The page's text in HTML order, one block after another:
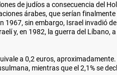
de judíos a consecuencia del
árabes, que serían
sin embargo, Israel invadió
y, en 1982, la guerra del
a 0,2 euros,
mientras que el 2,1% se